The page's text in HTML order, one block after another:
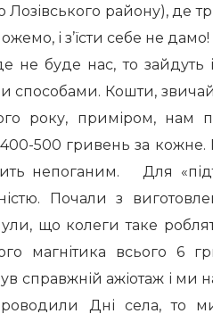
Лозівського району), де
і з’їсти себе не
не буде нас, то зайдуть
способами. Кошти,
року, приміром, нам
400-500 гривень за
непоганим. Для
Почали з
що колеги таке
магнітика всього
справжній ажіотаж і ми
Дні села, то